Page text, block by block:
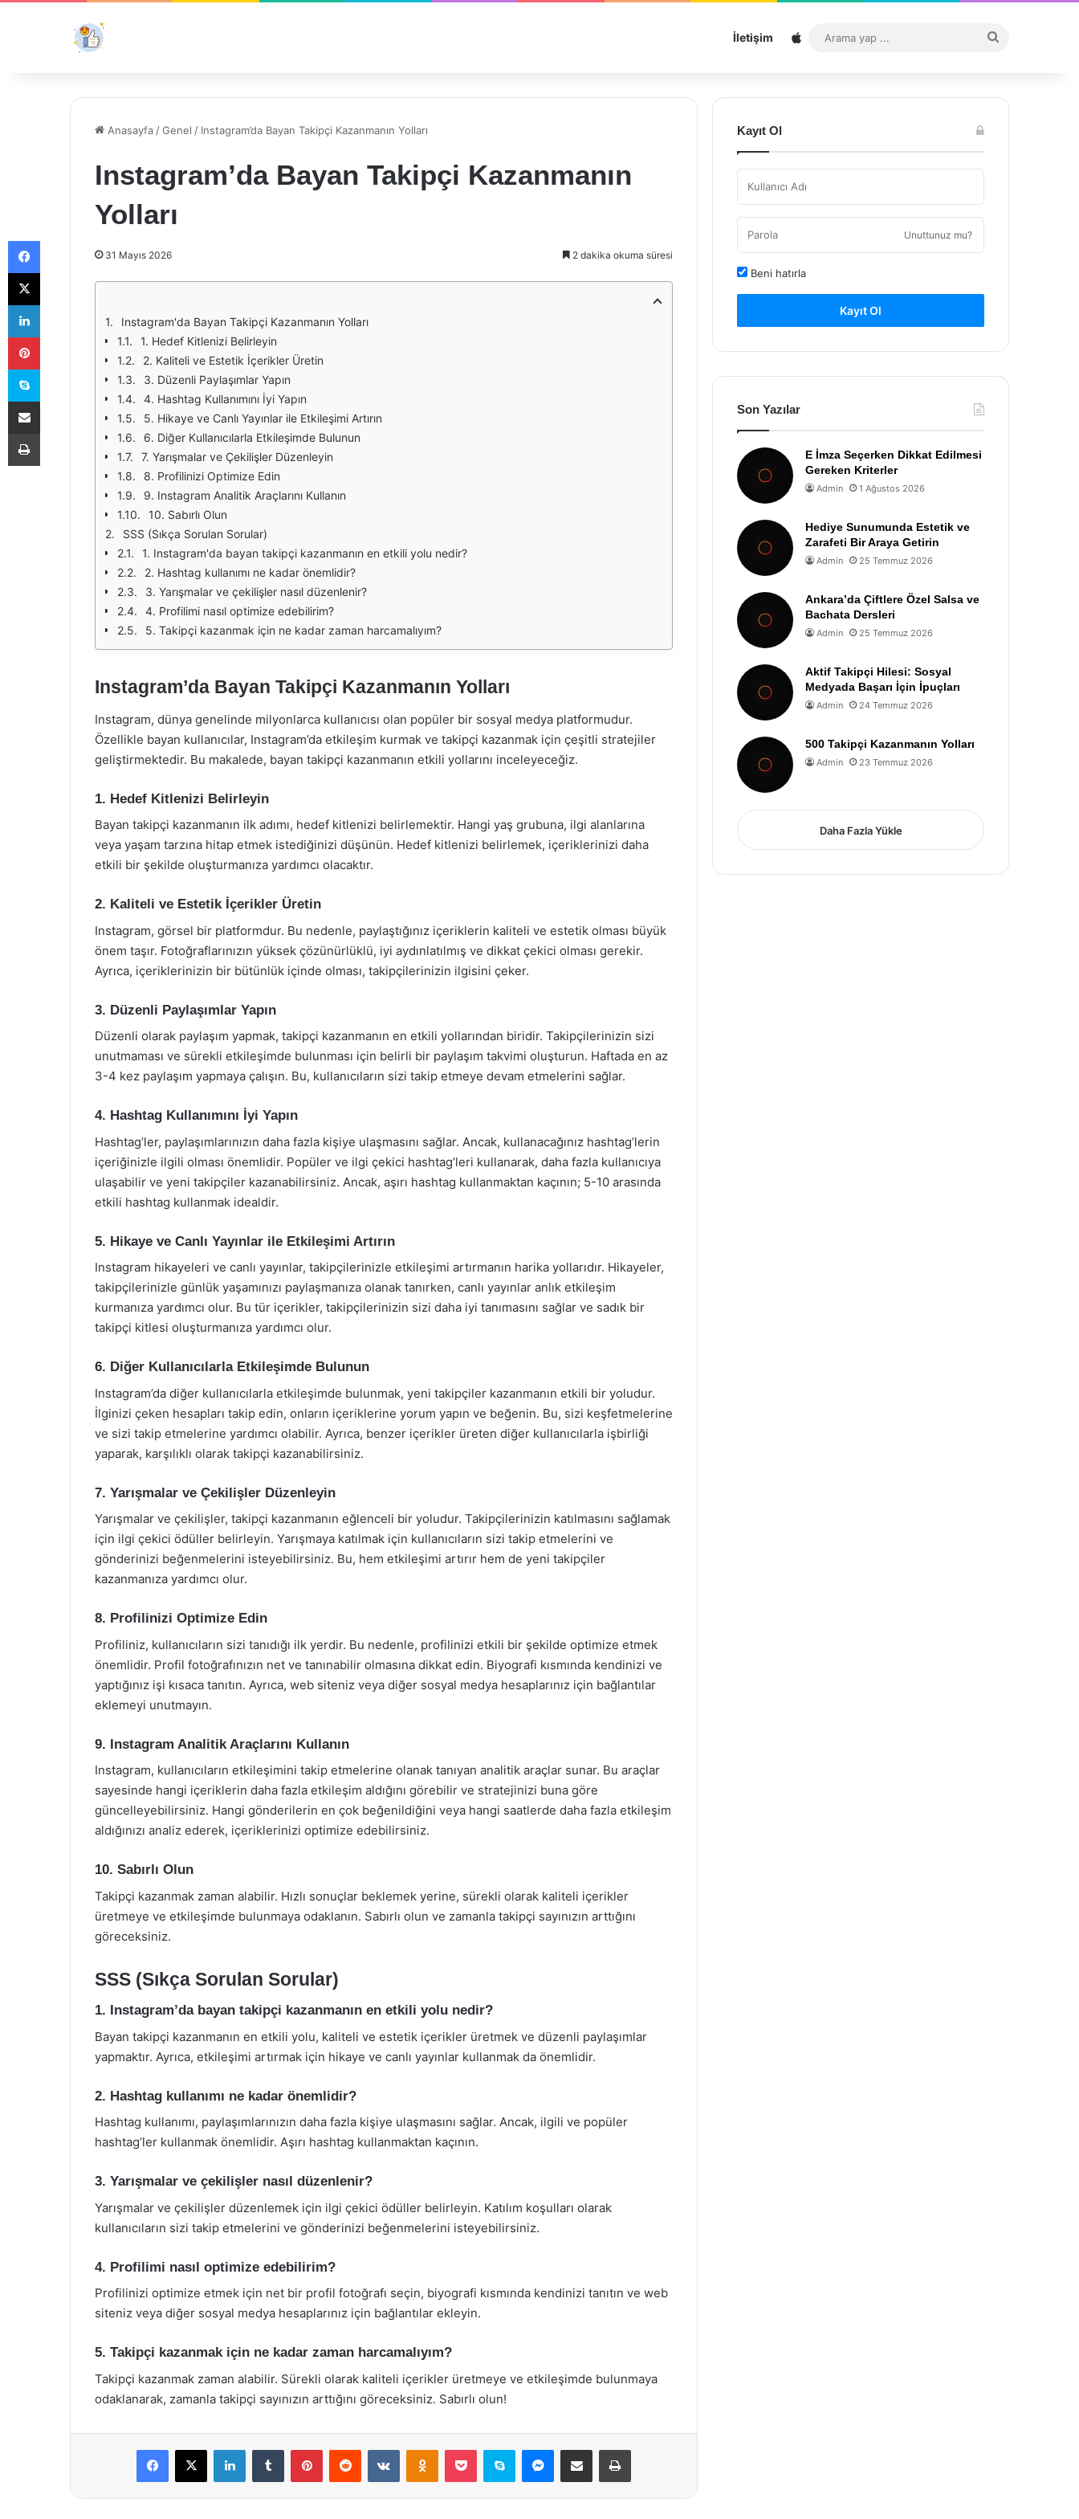
İletişim Sitemap
...
Anasayfa /Genel / Instagram’da Bayan Takipçi Kazanmanın Yolları
Instagram’da Bayan Takipçi Kazanmanın
Yolları
31 Mayıs 2026 2 dakika okuma süresi
Instagram'da Bayan Takipçi Kazanmanın Yolları
1. Hedef Kitlenizi Belirleyin
2. Kaliteli ve Estetik İçerikler Üretin
3. Düzenli Paylaşımlar Yapın
4. Hashtag Kullanımını İyi Yapın
5. Hikaye ve Canlı Yayınlar ile Etkileşimi Artırın
6. Diğer Kullanıcılarla Etkileşimde Bulunun
7. Yarışmalar ve Çekilişler Düzenleyin
8. Profilinizi Optimize Edin
9. Instagram Analitik Araçlarını Kullanın
10. Sabırlı Olun
SSS (Sıkça Sorulan Sorular)
1. Instagram'da bayan takipçi kazanmanın en etkili yolu nedir?
2. Hashtag kullanımı ne kadar önemlidir?
3. Yarışmalar ve çekilişler nasıl düzenlenir?
4. Profilimi nasıl optimize edebilirim?
5. Takipçi kazanmak için ne kadar zaman harcamalıyım?
Instagram’da Bayan Takipçi Kazanmanın Yolları
Instagram, dünya genelinde milyonlarca kullanıcısı olan popüler bir sosyal medya platformudur.
Özellikle bayan kullanıcılar, Instagram’da etkileşim kurmak ve takipçi kazanmak için çeşitli stratejiler
geliştirmektedir. Bu makalede, bayan takipçi kazanmanın etkili yollarını inceleyeceğiz.
1. Hedef Kitlenizi Belirleyin
Bayan takipçi kazanmanın ilk adımı, hedef kitlenizi belirlemektir. Hangi yaş grubuna, ilgi alanlarına
veya yaşam tarzına hitap etmek istediğinizi düşünün. Hedef kitlenizi belirlemek, içeriklerinizi daha
etkili bir şekilde oluşturmanıza yardımcı olacaktır.
2. Kaliteli ve Estetik İçerikler Üretin
Instagram, görsel bir platformdur. Bu nedenle, paylaştığınız içeriklerin kaliteli ve estetik olması büyük
önem taşır. Fotoğraflarınızın yüksek çözünürlüklü, iyi aydınlatılmış ve dikkat çekici olması gerekir.
Ayrıca, içeriklerinizin bir bütünlük içinde olması, takipçilerinizin ilgisini çeker.
3. Düzenli Paylaşımlar Yapın
Düzenli olarak paylaşım yapmak, takipçi kazanmanın en etkili yollarından biridir. Takipçilerinizin sizi
unutmaması ve sürekli etkileşimde bulunması için belirli bir paylaşım takvimi oluşturun. Haftada en az
3-4 kez paylaşım yapmaya çalışın. Bu, kullanıcıların sizi takip etmeye devam etmelerini sağlar.
4. Hashtag Kullanımını İyi Yapın
Hashtag’ler, paylaşımlarınızın daha fazla kişiye ulaşmasını sağlar. Ancak, kullanacağınız hashtag’lerin
içeriğinizle ilgili olması önemlidir. Popüler ve ilgi çekici hashtag’leri kullanarak, daha fazla kullanıcıya
ulaşabilir ve yeni takipçiler kazanabilirsiniz. Ancak, aşırı hashtag kullanmaktan kaçının; 5-10 arasında
etkili hashtag kullanmak idealdir.
5. Hikaye ve Canlı Yayınlar ile Etkileşimi Artırın
Instagram hikayeleri ve canlı yayınlar, takipçilerinizle etkileşimi artırmanın harika yollarıdır. Hikayeler,
takipçilerinizle günlük yaşamınızı paylaşmanıza olanak tanırken, canlı yayınlar anlık etkileşim
kurmanıza yardımcı olur. Bu tür içerikler, takipçilerinizin sizi daha iyi tanımasını sağlar ve sadık bir
takipçi kitlesi oluşturmanıza yardımcı olur.
6. Diğer Kullanıcılarla Etkileşimde Bulunun
Instagram’da diğer kullanıcılarla etkileşimde bulunmak, yeni takipçiler kazanmanın etkili bir yoludur.
İlginizi çeken hesapları takip edin, onların içeriklerine yorum yapın ve beğenin. Bu, sizi keşfetmelerine
ve sizi takip etmelerine yardımcı olabilir. Ayrıca, benzer içerikler üreten diğer kullanıcılarla işbirliği
yaparak, karşılıklı olarak takipçi kazanabilirsiniz.
7. Yarışmalar ve Çekilişler Düzenleyin
Yarışmalar ve çekilişler, takipçi kazanmanın eğlenceli bir yoludur. Takipçilerinizin katılmasını sağlamak
için ilgi çekici ödüller belirleyin. Yarışmaya katılmak için kullanıcıların sizi takip etmelerini ve
gönderinizi beğenmelerini isteyebilirsiniz. Bu, hem etkileşimi artırır hem de yeni takipçiler
kazanmanıza yardımcı olur.
8. Profilinizi Optimize Edin
Profiliniz, kullanıcıların sizi tanıdığı ilk yerdir. Bu nedenle, profilinizi etkili bir şekilde optimize etmek
önemlidir. Profil fotoğrafınızın net ve tanınabilir olmasına dikkat edin. Biyografi kısmında kendinizi ve
yaptığınız işi kısaca tanıtın. Ayrıca, web siteniz veya diğer sosyal medya hesaplarınız için bağlantılar
eklemeyi unutmayın.
9. Instagram Analitik Araçlarını Kullanın
Instagram, kullanıcıların etkileşimini takip etmelerine olanak tanıyan analitik araçlar sunar. Bu araçlar
sayesinde hangi içeriklerin daha fazla etkileşim aldığını görebilir ve stratejinizi buna göre
güncelleyebilirsiniz. Hangi gönderilerin en çok beğenildiğini veya hangi saatlerde daha fazla etkileşim
aldığınızı analiz ederek, içeriklerinizi optimize edebilirsiniz.
10. Sabırlı Olun
Takipçi kazanmak zaman alabilir. Hızlı sonuçlar beklemek yerine, sürekli olarak kaliteli içerikler
üretmeye ve etkileşimde bulunmaya odaklanın. Sabırlı olun ve zamanla takipçi sayınızın arttığını
göreceksiniz.
SSS (Sıkça Sorulan Sorular)
1. Instagram’da bayan takipçi kazanmanın en etkili yolu nedir?
Bayan takipçi kazanmanın en etkili yolu, kaliteli ve estetik içerikler üretmek ve düzenli paylaşımlar
yapmaktır. Ayrıca, etkileşimi artırmak için hikaye ve canlı yayınlar kullanmak da önemlidir.
2. Hashtag kullanımı ne kadar önemlidir?
Hashtag kullanımı, paylaşımlarınızın daha fazla kişiye ulaşmasını sağlar. Ancak, ilgili ve popüler
hashtag’ler kullanmak önemlidir. Aşırı hashtag kullanmaktan kaçının.
3. Yarışmalar ve çekilişler nasıl düzenlenir?
Yarışmalar ve çekilişler düzenlemek için ilgi çekici ödüller belirleyin. Katılım koşulları olarak
kullanıcıların sizi takip etmelerini ve gönderinizi beğenmelerini isteyebilirsiniz.
4. Profilimi nasıl optimize edebilirim?
Profilinizi optimize etmek için net bir profil fotoğrafı seçin, biyografi kısmında kendinizi tanıtın ve web
siteniz veya diğer sosyal medya hesaplarınız için bağlantılar ekleyin.
5. Takipçi kazanmak için ne kadar zaman harcamalıyım?
Takipçi kazanmak zaman alabilir. Sürekli olarak kaliteli içerikler üretmeye ve etkileşimde bulunmaya
odaklanarak, zamanla takipçi sayınızın arttığını göreceksiniz. Sabırlı olun!
Facebook
X LinkedInTumblr PinterestReddit VKontakteOdnoklassniki
Pocket Skype Messenger
E-Posta ile paylaş Yazdır
Kayıt Ol
Unuttunuz mu?
Beni hatırla
Kayıt Ol
Son Yazılar
E İmza Seçerken Dikkat Edilmesi
Gereken Kriterler
Admin 1 Ağustos 2026
Hediye Sunumunda Estetik ve
Zarafeti Bir Araya Getirin
Admin 25 Temmuz 2026
Ankara’da Çiftlere Özel Salsa ve
Bachata Dersleri
Admin 25 Temmuz 2026
Aktif Takipçi Hilesi: Sosyal
Medyada Başarı İçin İpuçları
Admin 24 Temmuz 2026
500 Takipçi Kazanmanın Yolları
Admin 23 Temmuz 2026
Daha Fazla Yükle
Facebook
X
LinkedIn
Pinterest
Skype
E-Posta ile paylaş